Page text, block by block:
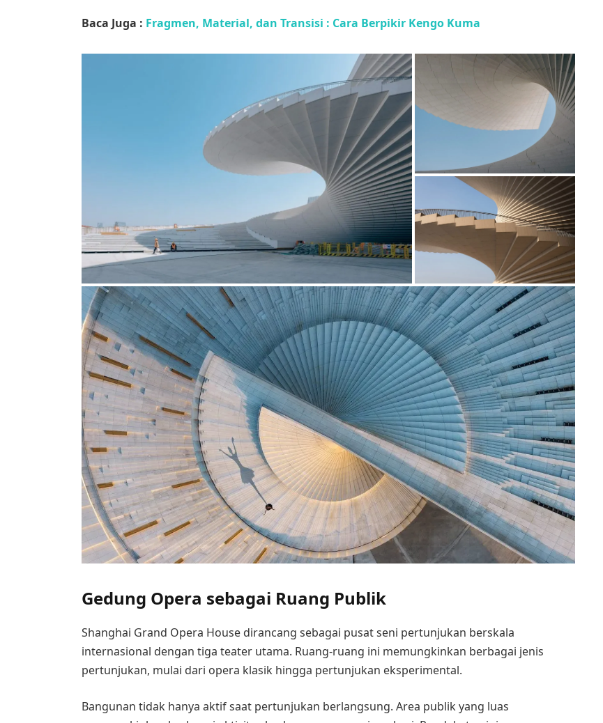
Baca Juga : Fragmen, Material, dan Transisi : Cara Berpikir Kengo Kuma
Gedung Opera sebagai Ruang Publik
Shanghai Grand Opera House dirancang sebagai pusat seni pertunjukan berskala
internasional dengan tiga teater utama. Ruang-ruang ini memungkinkan berbagai jenis
pertunjukan, mulai dari opera klasik hingga pertunjukan eksperimental.
Bangunan tidak hanya aktif saat pertunjukan berlangsung. Area publik yang luas